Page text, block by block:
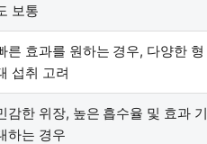
보통
른 효과를 원하는 경우, 다양한 형
섭취 고려
감한 위장, 높은 흡수율 및 효과 기
하는 경우